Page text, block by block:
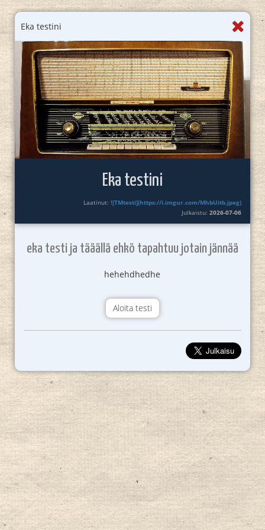
Eka testini
Eka testini
Laatinut:![TMtesti](https://i.imgur.com/MhbUitb.jpeg)
Julkaistu:2026-07-06
eka testi ja tääällä ehkö tapahtuu jotain jännää
hehehdhedhe
Aloita testi